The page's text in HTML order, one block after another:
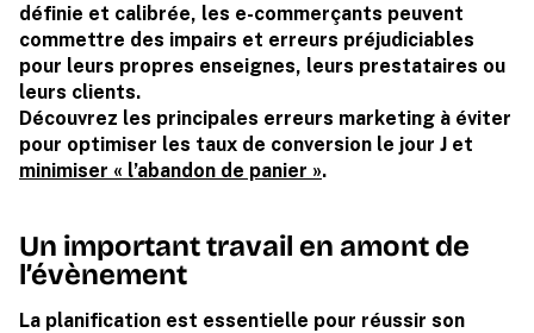
définie et calibrée, les e-commerçants peuvent
commettre des impairs et erreurs préjudiciables
pour leurs propres enseignes, leurs prestataires ou
leurs clients.
Découvrez les principales erreurs marketing à éviter
pour optimiser les taux de conversion le jour J et
minimiser « l’abandon de panier ».
Un important travail en amont de
l’évènement
La planification est essentielle pour réussir son